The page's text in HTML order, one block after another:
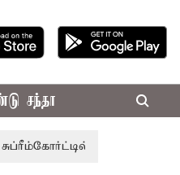
சந்தா
விசாரணை